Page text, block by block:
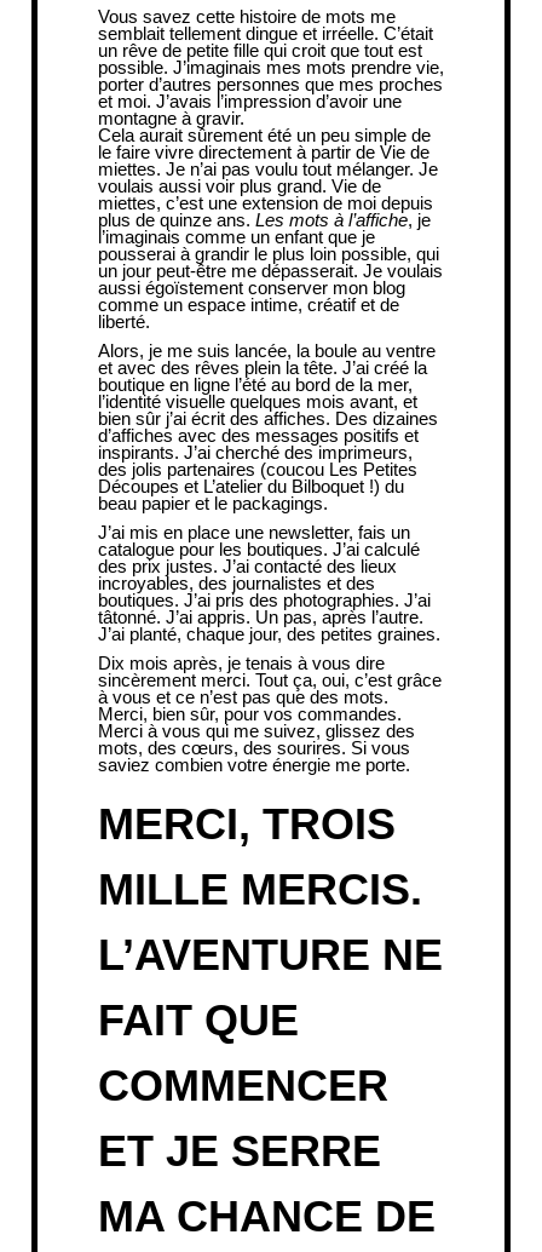
Vous savez cette histoire de mots me
semblait tellement dingue et irréelle. C’était
un rêve de petite fille qui croit que tout est
possible. J’imaginais mes mots prendre vie,
porter d’autres personnes que mes proches
et moi. J’avais l’impression d’avoir une
montagne à gravir.
Cela aurait sûrement été un peu simple de
le faire vivre directement à partir de Vie de
miettes. Je n’ai pas voulu tout mélanger. Je
voulais aussi voir plus grand. Vie de
miettes, c’est une extension de moi depuis
plus de quinze ans. Les mots à l’affiche, je
l’imaginais comme un enfant que je
pousserai à grandir le plus loin possible, qui
un jour peut-être me dépasserait. Je voulais
aussi égoïstement conserver mon blog
comme un espace intime, créatif et de
liberté.
Alors, je me suis lancée, la boule au ventre
et avec des rêves plein la tête. J’ai créé la
boutique en ligne l’été au bord de la mer,
l’identité visuelle quelques mois avant, et
bien sûr j’ai écrit des affiches. Des dizaines
d’affiches avec des messages positifs et
inspirants. J’ai cherché des imprimeurs,
des jolis partenaires (coucou Les Petites
Découpes et L’atelier du Bilboquet !) du
beau papier et le packagings.
J’ai mis en place une newsletter, fais un
catalogue pour les boutiques. J’ai calculé
des prix justes. J’ai contacté des lieux
incroyables, des journalistes et des
boutiques. J’ai pris des photographies. J’ai
tâtonné. J’ai appris. Un pas, après l’autre.
J’ai planté, chaque jour, des petites graines.
Dix mois après, je tenais à vous dire
sincèrement merci. Tout ça, oui, c’est grâce
à vous et ce n’est pas que des mots.
Merci, bien sûr, pour vos commandes.
Merci à vous qui me suivez, glissez des
mots, des cœurs, des sourires. Si vous
saviez combien votre énergie me porte.
MERCI, TROIS
MILLE MERCIS.
L’AVENTURE NE
FAIT QUE
COMMENCER
ET JE SERRE
MA CHANCE DE